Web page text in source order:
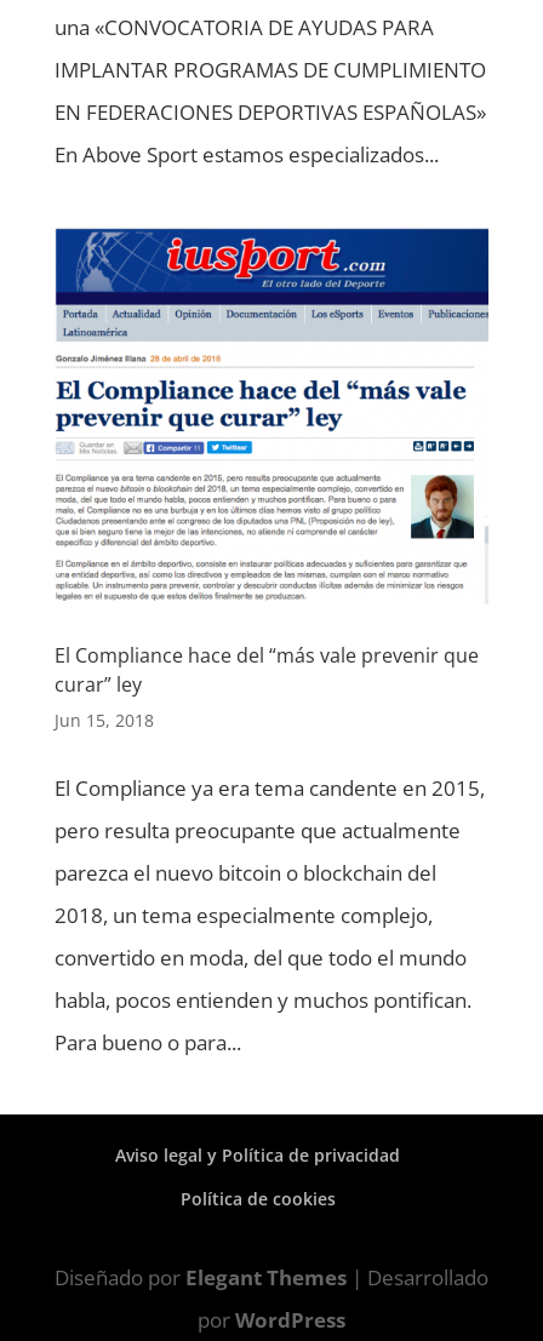
una «CONVOCATORIA DE AYUDAS PARA
IMPLANTAR PROGRAMAS DE CUMPLIMIENTO
EN FEDERACIONES DEPORTIVAS ESPAÑOLAS»
En Above Sport estamos especializados...
El Compliance hace del “más vale prevenir que
curar” ley
Jun 15, 2018
El Compliance ya era tema candente en 2015,
pero resulta preocupante que actualmente
parezca el nuevo bitcoin o blockchain del
2018, un tema especialmente complejo,
convertido en moda, del que todo el mundo
habla, pocos entienden y muchos pontifican.
Para bueno o para...
Aviso legal y Política de privacidad
Política de cookies
Diseñado por Elegant Themes| Desarrollado
porWordPress